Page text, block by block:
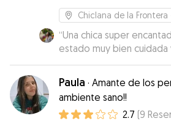
Chiclana de la Frontera
“Una chica super
estado muy bien
que le encantan los
mandando fotos y videos
duda volveré a repetir
necesite.”
Paula · Amante de los
ambiente sano!!
2.7 (9